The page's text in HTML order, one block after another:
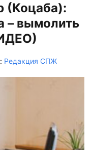
(Коцаба):
– вымолить
Редакция СПЖ